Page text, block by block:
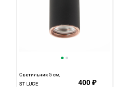
Светильник 5 см,
ST LUCE
400 ₽